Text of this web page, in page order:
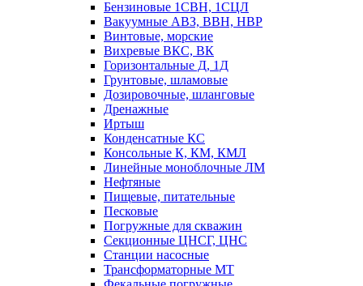
Бензиновые 1СВН, 1СЦЛ
Вакуумные АВЗ, ВВН, НВР
Винтовые, морские
Вихревые ВКС, ВК
Горизонтальные Д, 1Д
Грунтовые, шламовые
Дозировочные, шланговые
Дренажные
Иртыш
Конденсатные КС
Консольные К, КМ, КМЛ
Линейные моноблочные ЛМ
Нефтяные
Пищевые, питательные
Песковые
Погружные для скважин
Секционные ЦНСГ, ЦНС
Станции насосные
Трансформаторные МТ